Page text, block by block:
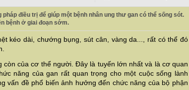
điều trị để giúp một bệnh nhân ung thư gan có thể sống sót.
bệnh ở giai đoạn sớm.
kéo dài, chướng bụng, sút cân, vàng da..., rất có thể đó
còn của cơ thể người. Đây là tuyến lớn nhất và là cơ quan
năng của gan rất quan trọng cho một cuộc sống lành
vấn đề phổ biến ảnh hưởng đến chức năng của bộ phận